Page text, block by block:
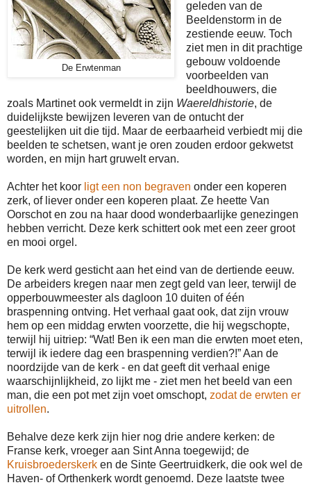
De Erwtenman
geleden van de
Beeldenstorm in de
zestiende eeuw. Toch
ziet men in dit prachtige
gebouw voldoende
voorbeelden van
beeldhouwers, die
zoals Martinet ook vermeldt in zijn Waereldhistorie, de
duidelijkste bewijzen leveren van de ontucht der
geestelijken uit die tijd. Maar de eerbaarheid verbiedt mij die
beelden te schetsen, want je oren zouden erdoor gekwetst
worden, en mijn hart gruwelt ervan.
Achter het koor ligt een non begraven onder een koperen
zerk, of liever onder een koperen plaat. Ze heette Van
Oorschot en zou na haar dood wonderbaarlijke genezingen
hebben verricht. Deze kerk schittert ook met een zeer groot
en mooi orgel.
De kerk werd gesticht aan het eind van de dertiende eeuw.
De arbeiders kregen naar men zegt geld van leer, terwijl de
opperbouwmeester als dagloon 10 duiten of één
braspenning ontving. Het verhaal gaat ook, dat zijn vrouw
hem op een middag erwten voorzette, die hij wegschopte,
terwijl hij uitriep: “Wat! Ben ik een man die erwten moet eten,
terwijl ik iedere dag een braspenning verdien?!” Aan de
noordzijde van de kerk - en dat geeft dit verhaal enige
waarschijnlijkheid, zo lijkt me - ziet men het beeld van een
man, die een pot met zijn voet omschopt, zodat de erwten er
uitrollen.
Behalve deze kerk zijn hier nog drie andere kerken: de
Franse kerk, vroeger aan Sint Anna toegewijd; de
Kruisbroederskerk en de Sinte Geertruidkerk, die ook wel de
Haven- of Orthenkerk wordt genoemd. Deze laatste twee